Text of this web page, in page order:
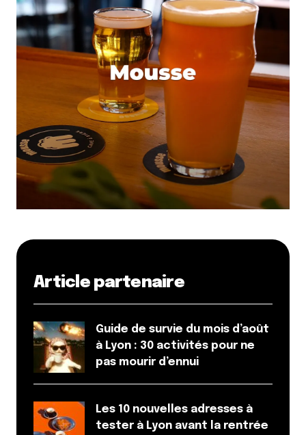
Article partenaire
Guide de survie du mois d’août
à Lyon : 30 activités pour ne
pas mourir d’ennui
Les 10 nouvelles adresses à
tester à Lyon avant la rentrée